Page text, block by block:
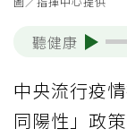
聽健康
中央流行疫
同陽性」政